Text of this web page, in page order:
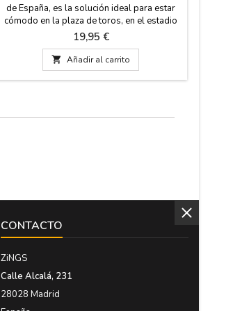
de España, es la solución ideal para estar
cómodo en la plaza de toros, en el estadio
de fútbol o en el campo. Tejido de manta
estribera, revés en polipiel color azul, asa
de cuero y cremallera. Te garantizamos la
mejor calidad en los materiales. Hecho en
España. Lavable en agua fría. Medida: 37 cm
Precio
19,95 €
 Añadir al carrito
CONTACTO
ZiNGS
Calle Alcalá, 231
28028 Madrid